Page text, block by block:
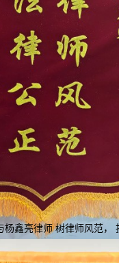
杨鑫亮律师 树律师风范，